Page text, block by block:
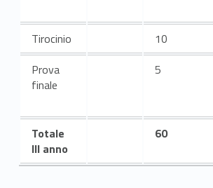
Tirocinio
10
Prova
finale
5
Totale
III anno
60